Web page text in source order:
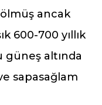
ancak
600-700 yıllık
güneş altında
sapasağlam